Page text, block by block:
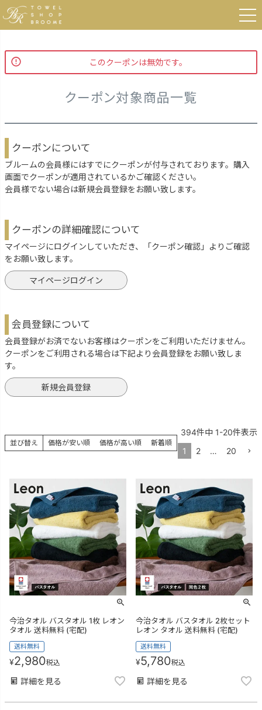
HOME クーポン対象商品一覧
このクーポンは無効です。
クーポン対象商品一覧
クーポンについて
ブルームの会員様にはすでにクーポンが付与されております。購入
画面でクーポンが適用されているかご確認ください。
会員様でない場合は新規会員登録をお願い致します。
クーポンの詳細確認について
マイページにログインしていただき、「クーポン確認」よりご確認
をお願い致します。
マイページログイン
会員登録について
会員登録がお済でないお客様はクーポンをご利用いただけません。
クーポンをご利用される場合は下記より会員登録をお願い致しま
す。
新規会員登録
並び替え 価格が安い順 価格が高い順 新着順
394件中 1-20件表示
1
2 … 20
今治タオル バスタオル 1枚 レオン
タオル 送料無料 (宅配)
送料無料
¥2,980税込
詳細を見る
今治タオル バスタオル 2枚セット
レオン タオル 送料無料 (宅配)
送料無料
¥5,780税込
詳細を見る